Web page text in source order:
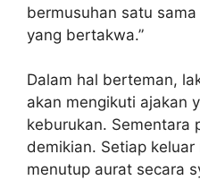
bermusuhan satu
yang bertakwa.”
Dalam hal berteman,
akan mengikuti ajakan
keburukan. Sementara
demikian. Setiap
menutup aurat secara